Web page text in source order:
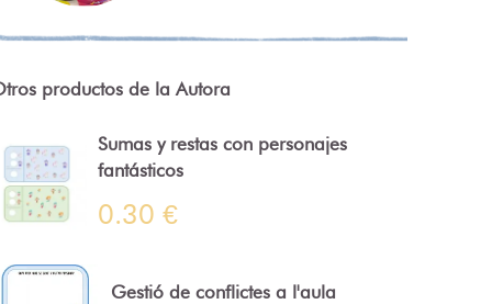
productos de la Autora
Sumas y restas con personajes
fantásticos
0.30 €
Gestió de conflictes a l'aula